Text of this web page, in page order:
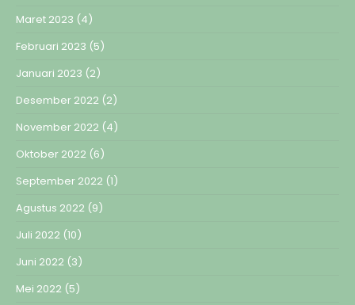
Maret 2023 (4)
Februari 2023 (5)
Januari 2023 (2)
Desember 2022 (2)
November 2022 (4)
Oktober 2022 (6)
September 2022 (1)
Agustus 2022 (9)
Juli 2022 (10)
Juni 2022 (3)
Mei 2022 (5)